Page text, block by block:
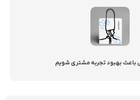
باعث بهبود تجربه مشتری شویم